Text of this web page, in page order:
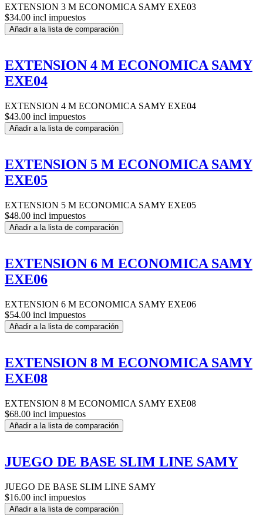
EXTENSION 3 M ECONOMICA SAMY EXE03
$34.00 incl impuestos
Añadir a la lista de comparación
EXTENSION 4 M ECONOMICA SAMY
EXE04
EXTENSION 4 M ECONOMICA SAMY EXE04
$43.00 incl impuestos
Añadir a la lista de comparación
EXTENSION 5 M ECONOMICA SAMY
EXE05
EXTENSION 5 M ECONOMICA SAMY EXE05
$48.00 incl impuestos
Añadir a la lista de comparación
EXTENSION 6 M ECONOMICA SAMY
EXE06
EXTENSION 6 M ECONOMICA SAMY EXE06
$54.00 incl impuestos
Añadir a la lista de comparación
EXTENSION 8 M ECONOMICA SAMY
EXE08
EXTENSION 8 M ECONOMICA SAMY EXE08
$68.00 incl impuestos
Añadir a la lista de comparación
JUEGO DE BASE SLIM LINE SAMY
JUEGO DE BASE SLIM LINE SAMY
$16.00 incl impuestos
Añadir a la lista de comparación